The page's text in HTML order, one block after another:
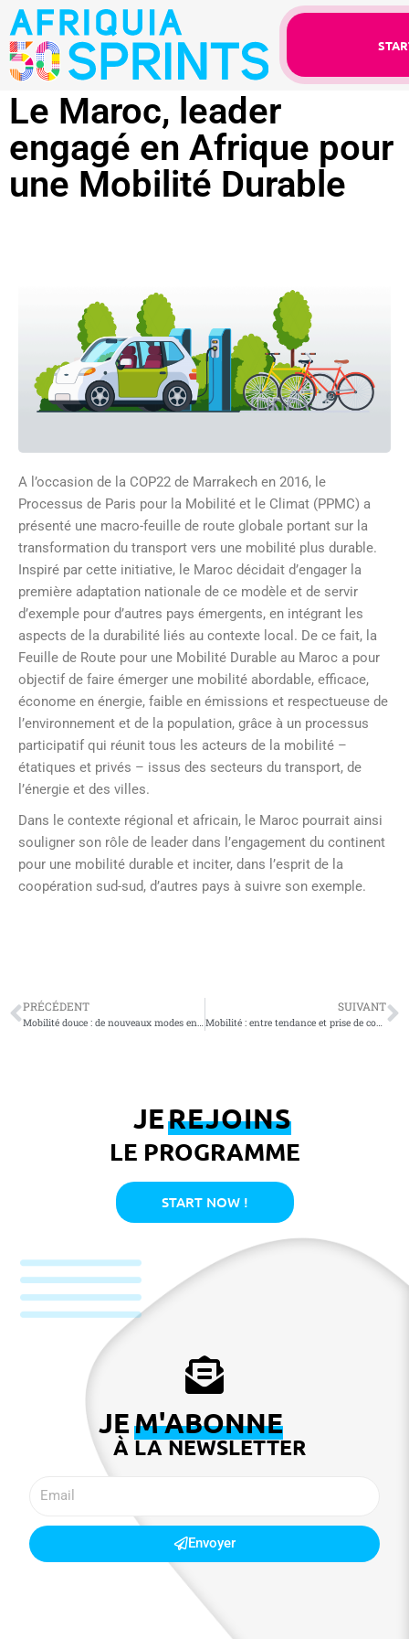
Le Maroc, leader
engagé en Afrique pour
une Mobilité Durable
A l’occasion de la COP22 de Marrakech en 2016, le
Processus de Paris pour la Mobilité et le Climat (PPMC) a
présenté une macro-feuille de route globale portant sur la
transformation du transport vers une mobilité plus durable.
Inspiré par cette initiative, le Maroc décidait d’engager la
première adaptation nationale de ce modèle et de servir
d’exemple pour d’autres pays émergents, en intégrant les
aspects de la durabilité liés au contexte local. De ce fait, la
Feuille de Route pour une Mobilité Durable au Maroc a pour
objectif de faire émerger une mobilité abordable, efficace,
économe en énergie, faible en émissions et respectueuse de
l’environnement et de la population, grâce à un processus
participatif qui réunit tous les acteurs de la mobilité –
étatiques et privés – issus des secteurs du transport, de
l’énergie et des villes.
Dans le contexte régional et africain, le Maroc pourrait ainsi
souligner son rôle de leader dans l’engagement du continent
pour une mobilité durable et inciter, dans l’esprit de la
coopération sud-sud, d’autres pays à suivre son exemple.
PRÉCÉDENT SUIVANT
Mobilité : entre tendance et prise de conscience
JEREJOINS
LE PROGRAMME
START NOW !
JEM'ABONNE
À LA NEWSLETTER​
Envoyer